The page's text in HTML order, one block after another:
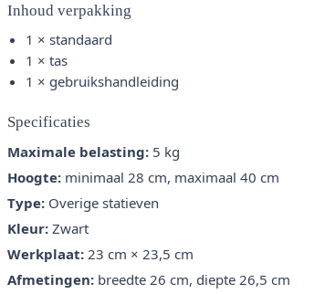
Inhoud verpakking
1 × standaard
1 × tas
1 × gebruikshandleiding
Specificaties
Maximale belasting: 5 kg
Hoogte: minimaal 28 cm, maximaal 40 cm
Type: Overige statieven
Kleur: Zwart
Werkplaat: 23 cm × 23,5 cm
Afmetingen: breedte 26 cm, diepte 26,5 cm